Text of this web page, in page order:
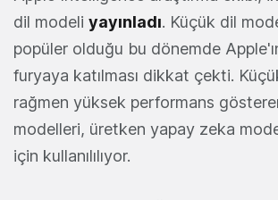
dil modeli yayınladı. Küçük dil
popüler olduğu bu dönemde
furyaya katılması dikkat çekti.
rağmen yüksek performans
modelleri, üretken yapay zeka
için kullanılılıyor.